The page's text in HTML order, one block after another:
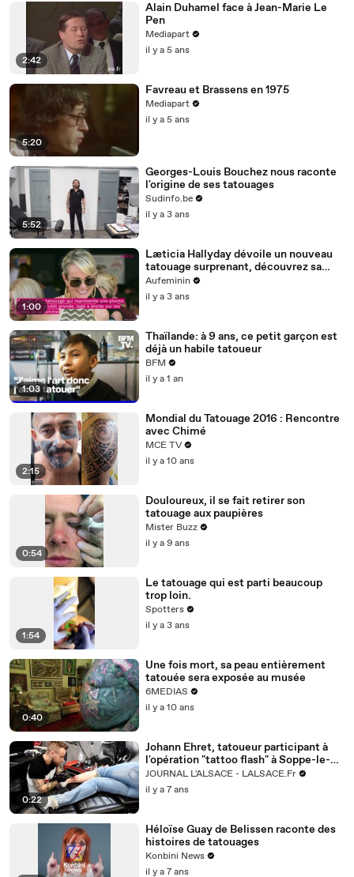
2:42
Alain Duhamel face à Jean-Marie Le
Pen
Mediapart
il y a 5 ans
5:20
Favreau et Brassens en 1975
Mediapart
il y a 5 ans
5:52
Georges-Louis Bouchez nous raconte
l'origine de ses tatouages
Sudinfo.be
il y a 3 ans
1:00
Læticia Hallyday dévoile un nouveau
tatouage surprenant, découvrez sa
signification
Aufeminin
il y a 3 ans
1:03
Thaïlande: à 9 ans, ce petit garçon est
déjà un habile tatoueur
BFM
il y a 1 an
2:15
Mondial du Tatouage 2016 : Rencontre
avec Chimé
MCE TV
il y a 10 ans
0:54
Douloureux, il se fait retirer son
tatouage aux paupières
Mister Buzz
il y a 9 ans
1:54
Le tatouage qui est parti beaucoup
trop loin.
Spotters
il y a 3 ans
0:40
Une fois mort, sa peau entièrement
tatouée sera exposée au musée
6MEDIAS
il y a 10 ans
0:22
Johann Ehret, tatoueur participant à
l'opération "tattoo flash" à Soppe-le-
Bas
JOURNAL L'ALSACE - LALSACE.Fr
il y a 7 ans
Héloïse Guay de Belissen raconte des
histoires de tatouages
Konbini News
il y a 7 ans